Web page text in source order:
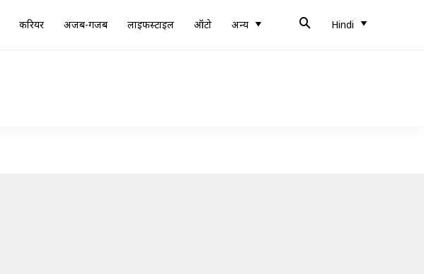
करियर अजब-गजब लाइफस्टाइल ऑटो अन्य Hindi